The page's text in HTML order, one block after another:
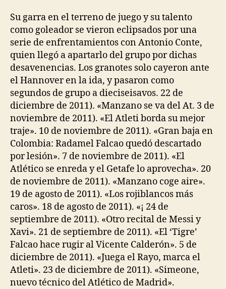
Su garra en el terreno de juego y su talento
como goleador se vieron eclipsados por una
serie de enfrentamientos con Antonio Conte,
quien llegó a apartarlo del grupo por dichas
desavenencias. Los granotes solo cayeron ante
el Hannover en la ida, y pasaron como
segundos de grupo a dieciseisavos. 22 de
diciembre de 2011). «Manzano se va del At. 3 de
noviembre de 2011). «El Atleti borda su mejor
traje». 10 de noviembre de 2011). «Gran baja en
Colombia: Radamel Falcao quedó descartado
por lesión». 7 de noviembre de 2011). «El
Atlético se enreda y el Getafe lo aprovecha». 20
de noviembre de 2011). «Manzano coge aire».
19 de agosto de 2011). «Los rojiblancos más
caros». 18 de agosto de 2011). «¡ 24 de
septiembre de 2011). «Otro recital de Messi y
Xavi». 21 de septiembre de 2011). «El ‘Tigre’
Falcao hace rugir al Vicente Calderón». 5 de
diciembre de 2011). «Juega el Rayo, marca el
Atleti». 23 de diciembre de 2011). «Simeone,
nuevo técnico del Atlético de Madrid».